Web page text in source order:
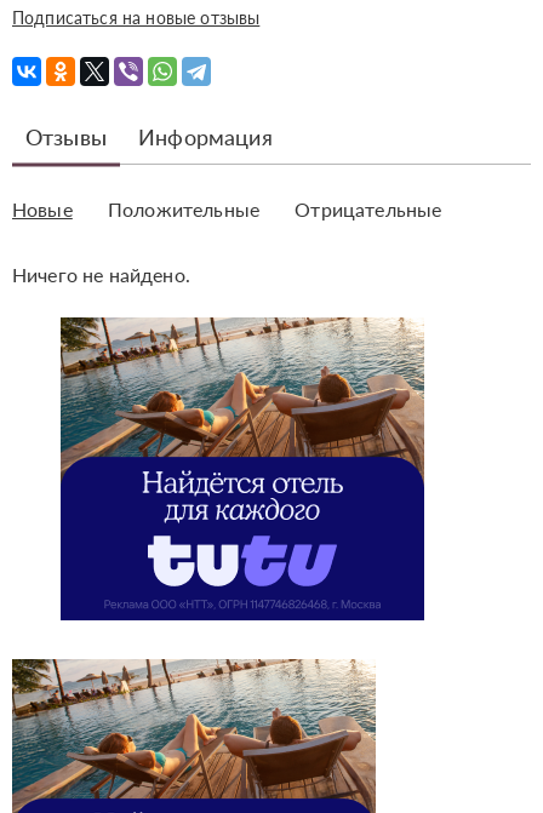
Подписаться на новые отзывы
Отзывы Информация
Новые Положительные Отрицательные
Ничего не найдено.